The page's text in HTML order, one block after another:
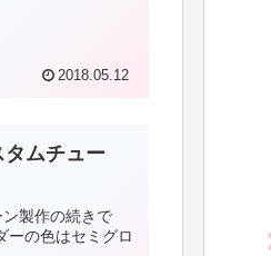
2018.05.12
タムチュー
製作の続きで